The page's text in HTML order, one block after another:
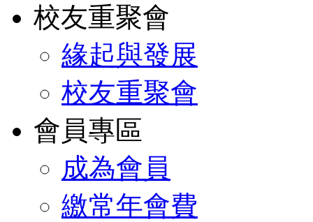
校友重聚會
緣起與發展
校友重聚會
會員專區
成為會員
繳常年會費